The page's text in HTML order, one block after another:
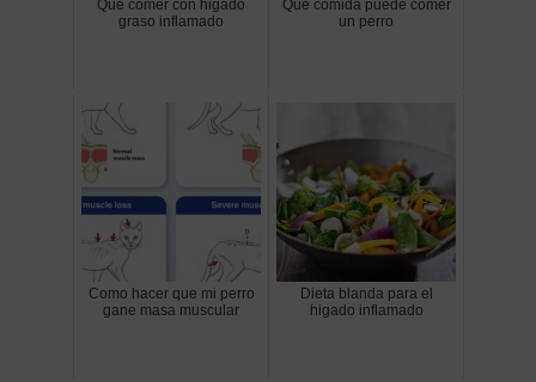
Que comer con higado
graso inflamado
Que comida puede comer
un perro
Como hacer que mi perro
gane masa muscular
Dieta blanda para el
higado inflamado